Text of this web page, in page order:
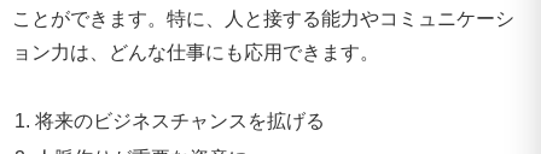
ことができます。特に、人と接する能力やコミュニケーシ
ョン力は、どんな仕事にも応用できます。
将来のビジネスチャンスを拡げる